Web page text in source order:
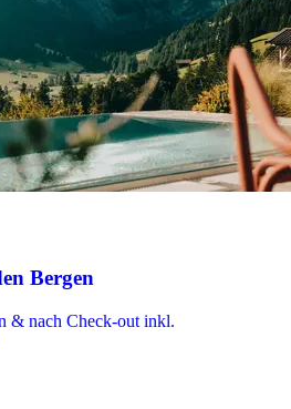
Bergen
& nach Check-out inkl.